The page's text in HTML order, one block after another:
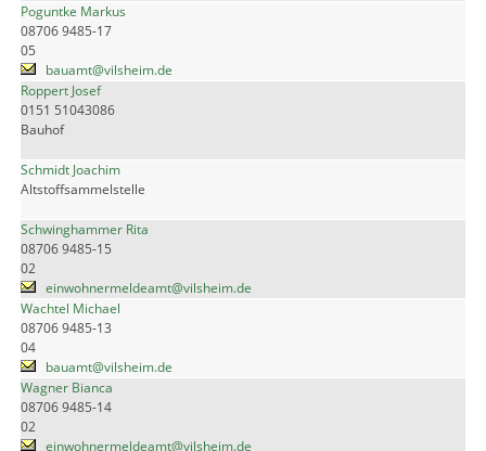
Poguntke Markus
08706 9485-17
05
bauamt@vilsheim.de
Roppert Josef
0151 51043086
Bauhof
Schmidt Joachim
Altstoffsammelstelle
Schwinghammer Rita
08706 9485-15
02
einwohnermeldeamt@vilsheim.de
Wachtel Michael
08706 9485-13
04
bauamt@vilsheim.de
Wagner Bianca
08706 9485-14
02
einwohnermeldeamt@vilsheim.de